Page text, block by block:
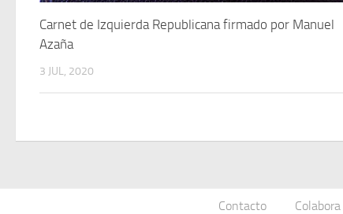
Carnet de Izquierda Republicana firmado por Manuel
Azaña
3 JUL, 2020
Contacto Colabora